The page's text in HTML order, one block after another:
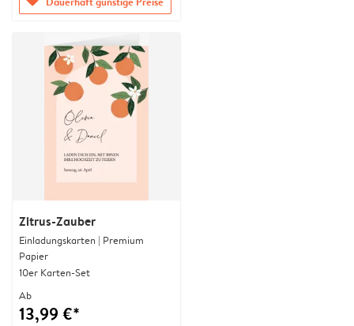
Zitrus-Zauber
Einladungskarten | Premium
Papier
10er Karten-Set
Ab
13,99 €*